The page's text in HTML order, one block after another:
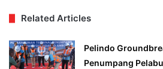
Related Articles
Pelindo
Penumpang